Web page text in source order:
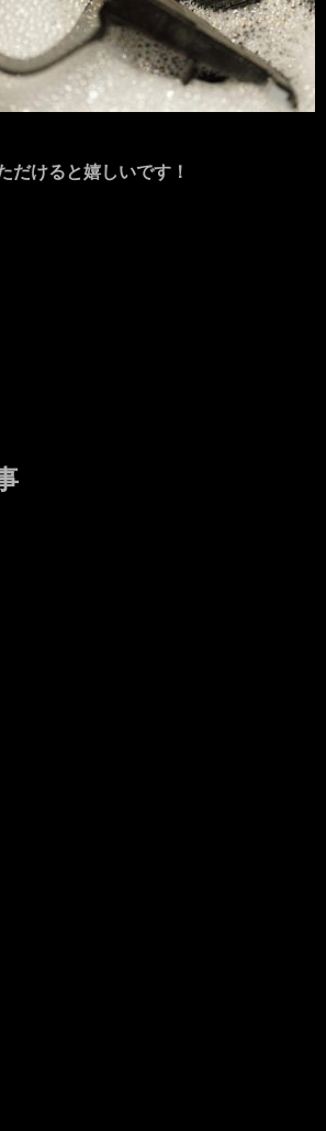
だけると嬉しいです！